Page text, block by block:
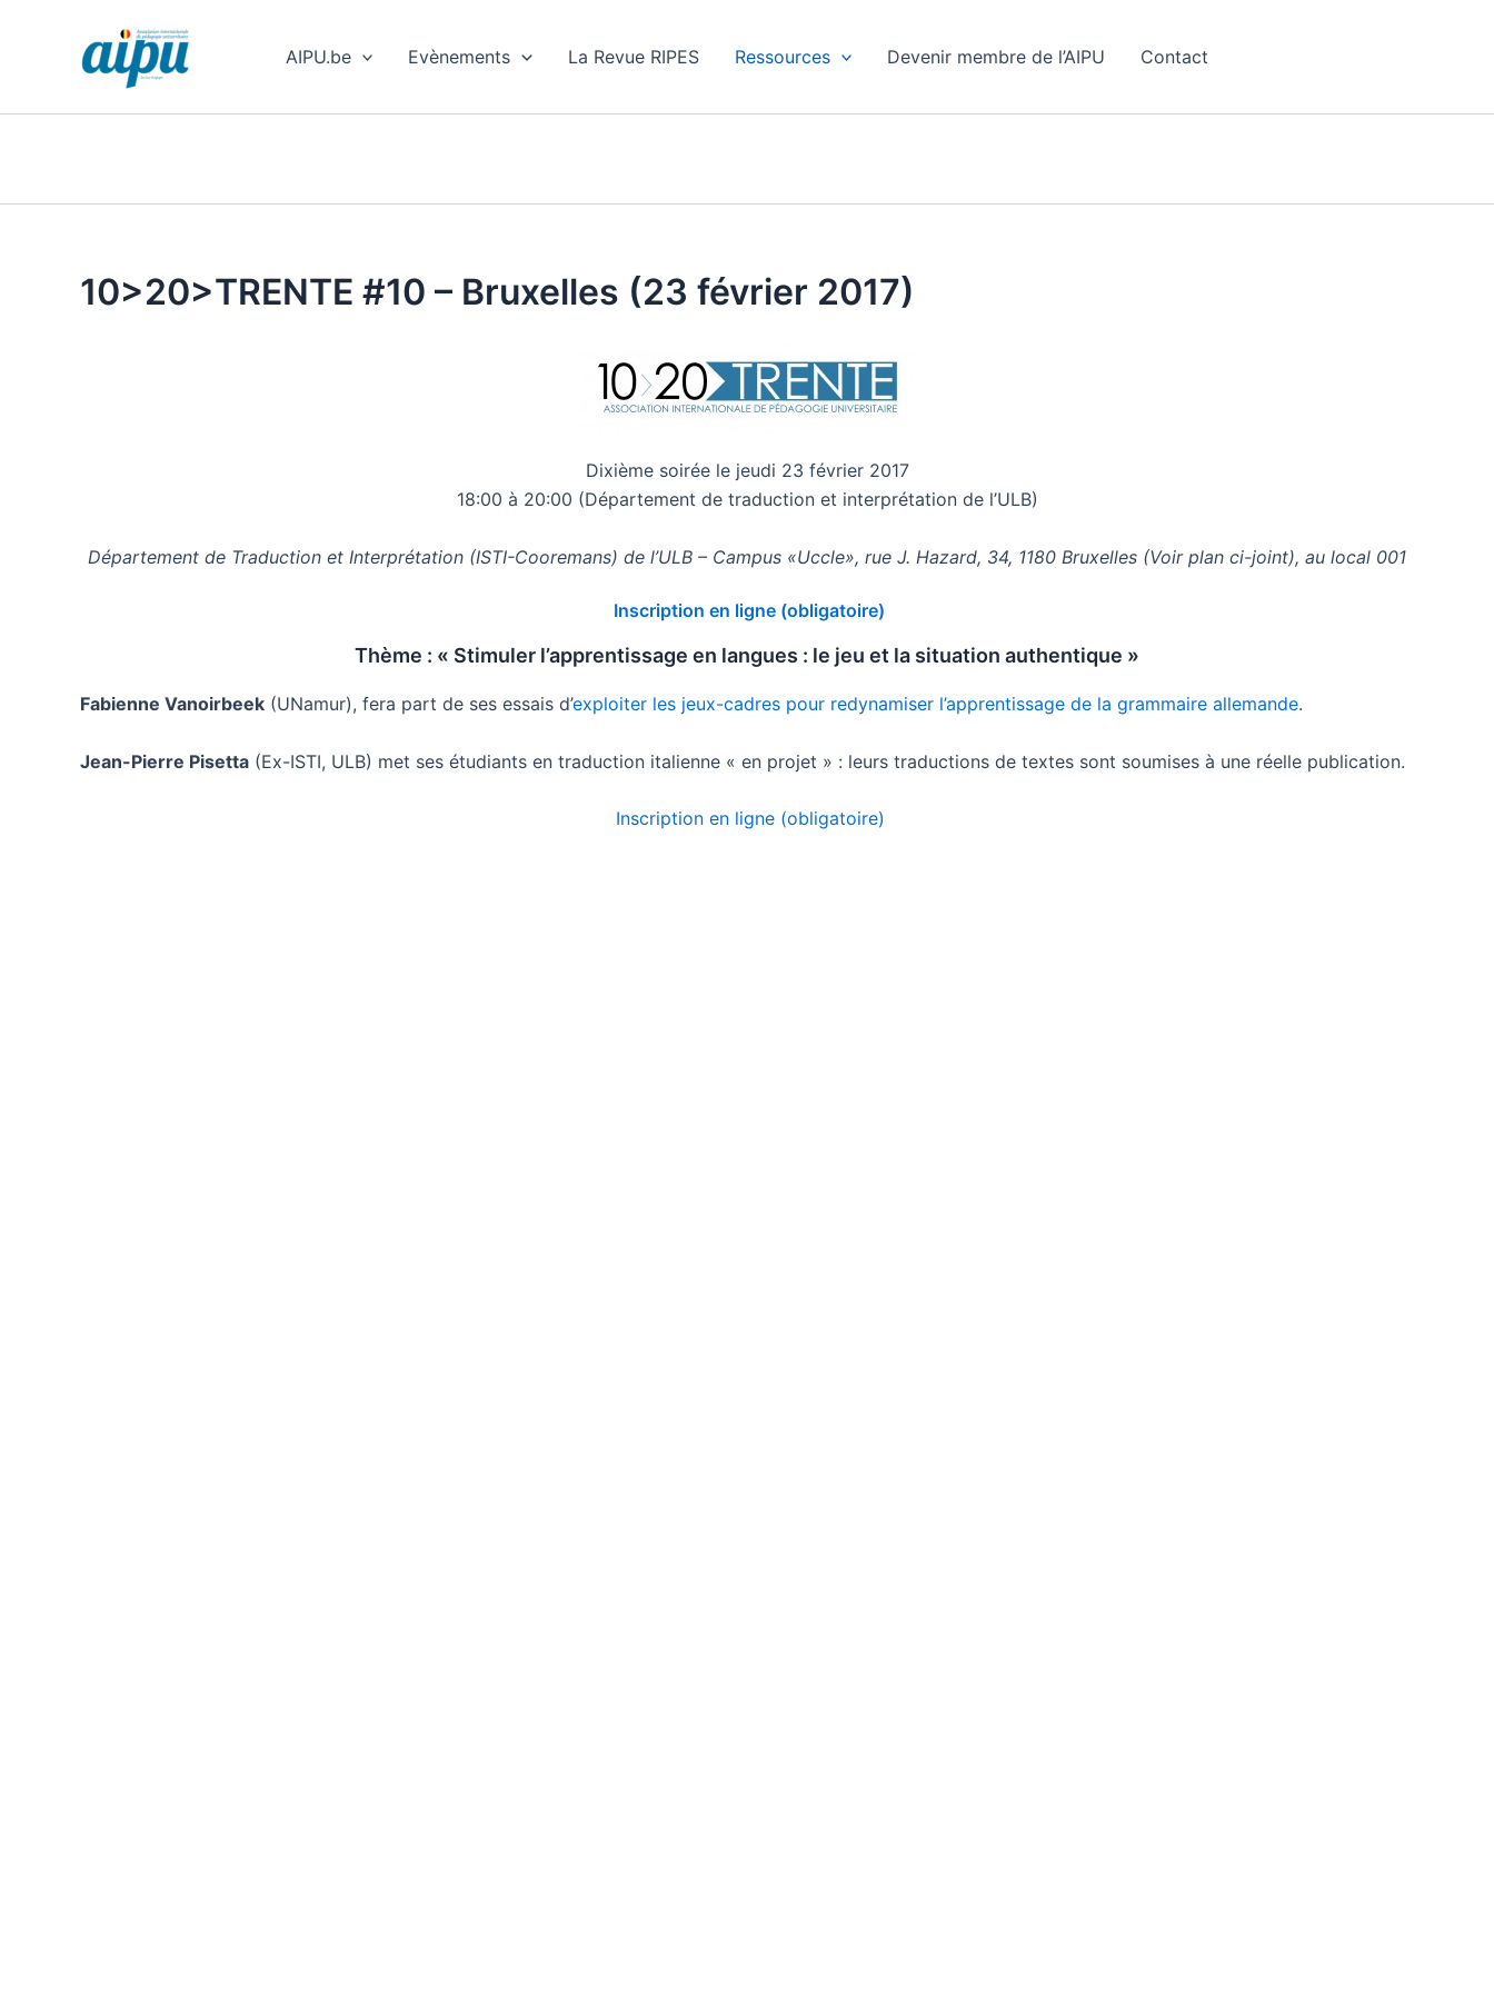
AIPU.be Evènements La Revue RIPES Ressources Devenir membre de l’AIPU Contact
10>20>TRENTE #10 – Bruxelles (23 février 2017)
Dixième soirée le jeudi 23 février 2017
18:00 à 20:00 (Département de traduction et interprétation de l’ULB)
Département de Traduction et Interprétation (ISTI-Cooremans) de l’ULB – Campus «Uccle», rue J. Hazard, 34, 1180 Bruxelles (Voir plan ci-joint), au local 001
Inscription en ligne (obligatoire)
Thème : « Stimuler l’apprentissage en langues : le jeu et la situation authentique »
Fabienne Vanoirbeek (UNamur), fera part de ses essais d’exploiter les jeux-cadres pour redynamiser l’apprentissage de la grammaire allemande.
Jean-Pierre Pisetta (Ex-ISTI, ULB) met ses étudiants en traduction italienne « en projet » : leurs traductions de textes sont soumises à une réelle publication.
Inscription en ligne (obligatoire)